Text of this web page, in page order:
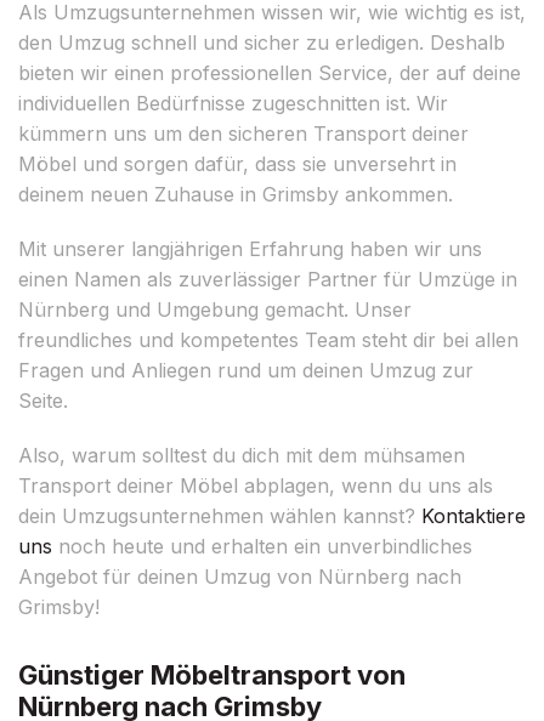
Als Umzugsunternehmen wissen wir, wie wichtig es ist,
den Umzug schnell und sicher zu erledigen. Deshalb
bieten wir einen professionellen Service, der auf deine
individuellen Bedürfnisse zugeschnitten ist. Wir
kümmern uns um den sicheren Transport deiner
Möbel und sorgen dafür, dass sie unversehrt in
deinem neuen Zuhause in Grimsby ankommen.
Mit unserer langjährigen Erfahrung haben wir uns
einen Namen als zuverlässiger Partner für Umzüge in
Nürnberg und Umgebung gemacht. Unser
freundliches und kompetentes Team steht dir bei allen
Fragen und Anliegen rund um deinen Umzug zur
Seite.
Also, warum solltest du dich mit dem mühsamen
Transport deiner Möbel abplagen, wenn du uns als
dein Umzugsunternehmen wählen kannst? Kontaktiere
uns noch heute und erhalten ein unverbindliches
Angebot für deinen Umzug von Nürnberg nach
Grimsby!
Günstiger Möbeltransport von
Nürnberg nach Grimsby